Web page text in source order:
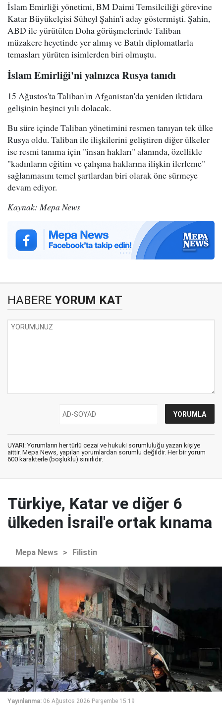
İslam Emirliği yönetimi, BM Daimi Temsilciliği görevine
Katar Büyükelçisi Süheyl Şahin'i aday göstermişti. Şahin,
ABD ile yürütülen Doha görüşmelerinde Taliban
müzakere heyetinde yer almış ve Batılı diplomatlarla
temasları yürüten isimlerden biri olmuştu.
İslam Emirliği'ni yalnızca Rusya tanıdı
15 Ağustos'ta Taliban'ın Afganistan'da yeniden iktidara
gelişinin beşinci yılı dolacak.
Bu süre içinde Taliban yönetimini resmen tanıyan tek ülke
Rusya oldu. Taliban ile ilişkilerini geliştiren diğer ülkeler
ise resmi tanıma için "insan hakları" alanında, özellikle
"kadınların eğitim ve çalışma haklarına ilişkin ilerleme"
sağlanmasını temel şartlardan biri olarak öne sürmeye
devam ediyor.
Kaynak: Mepa News
HABERE YORUM KAT
UYARI: Yorumların her türlü cezai ve hukuki sorumluluğu yazan kişiye
aittir. Mepa News, yapılan yorumlardan sorumlu değildir. Her bir yorum
600 karakterle (boşluklu) sınırlıdır.
Türkiye, Katar ve diğer 6
ülkeden İsrail'e ortak kınama
Mepa News > Filistin
Yayınlanma: 06 Ağustos 2026 Perşembe 15:19